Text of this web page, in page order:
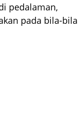
pedalaman,
pada bila-bila